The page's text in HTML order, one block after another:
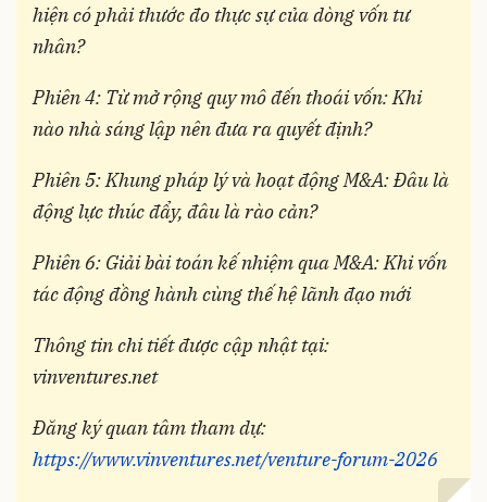
hiện có phải thước đo thực sự của dòng vốn tư
nhân?
Phiên 4: Từ mở rộng quy mô đến thoái vốn: Khi
nào nhà sáng lập nên đưa ra quyết định?
Phiên 5: Khung pháp lý và hoạt động M&A: Đâu là
động lực thúc đẩy, đâu là rào cản?
Phiên 6: Giải bài toán kế nhiệm qua M&A: Khi vốn
tác động đồng hành cùng thế hệ lãnh đạo mới
Thông tin chi tiết được cập nhật tại:
vinventures.net
Đăng ký quan tâm tham dự:
https://www.vinventures.net/venture-forum-2026